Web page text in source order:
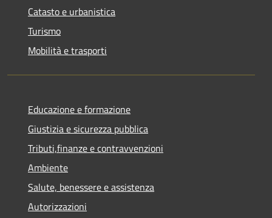
Catasto e urbanistica
Turismo
Mobilità e trasporti
Educazione e formazione
Giustizia e sicurezza pubblica
Tributi,finanze e contravvenzioni
Ambiente
Salute, benessere e assistenza
Autorizzazioni